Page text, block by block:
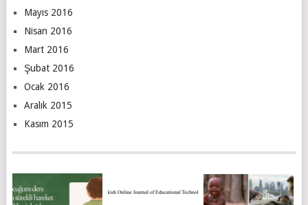
Mayıs 2016
Nisan 2016
Mart 2016
Şubat 2016
Ocak 2016
Aralık 2015
Kasım 2015